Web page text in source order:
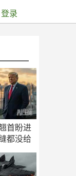
首盼进
都没给
登录